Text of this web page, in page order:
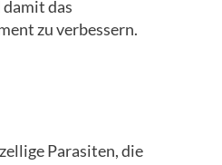
das
zu verbessern.
Parasiten, die